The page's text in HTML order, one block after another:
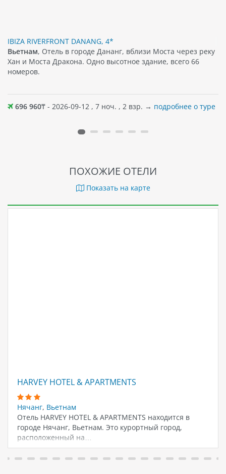
IBIZA RIVERFRONT DANANG, 4*
Вьетнам, Отель в городе Дананг, вблизи Моста через реку
Хан и Моста Дракона. Одно высотное здание, всего 66
номеров.
696 960₸ - 2026-09-12 , 7 ноч. , 2 взр. → подробнее о туре
ПОХОЖИЕ ОТЕЛИ
Показать на карте
HARVEY HOTEL & APARTMENTS
Нячанг, Вьетнам
Отель HARVEY HOTEL & APARTMENTS находится в
городе Нячанг, Вьетнам. Это курортный город,
расположенный на…